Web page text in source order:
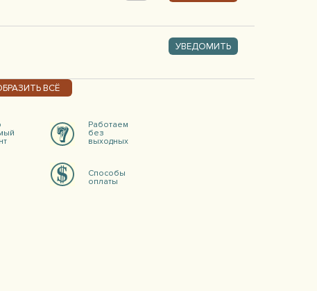
УВЕДОМИТЬ
ВСЁ
Работаем
без
выходных
Способы
оплаты